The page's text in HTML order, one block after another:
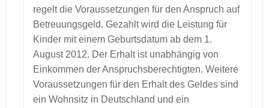
regelt die Voraussetzungen für den Anspruch auf
Betreuungsgeld. Gezahlt wird die Leistung für
Kinder mit einem Geburtsdatum ab dem 1.
August 2012. Der Erhalt ist unabhängig von
Einkommen der Anspruchsberechtigten. Weitere
Voraussetzungen für den Erhalt des Geldes sind
ein Wohnsitz in Deutschland und ein